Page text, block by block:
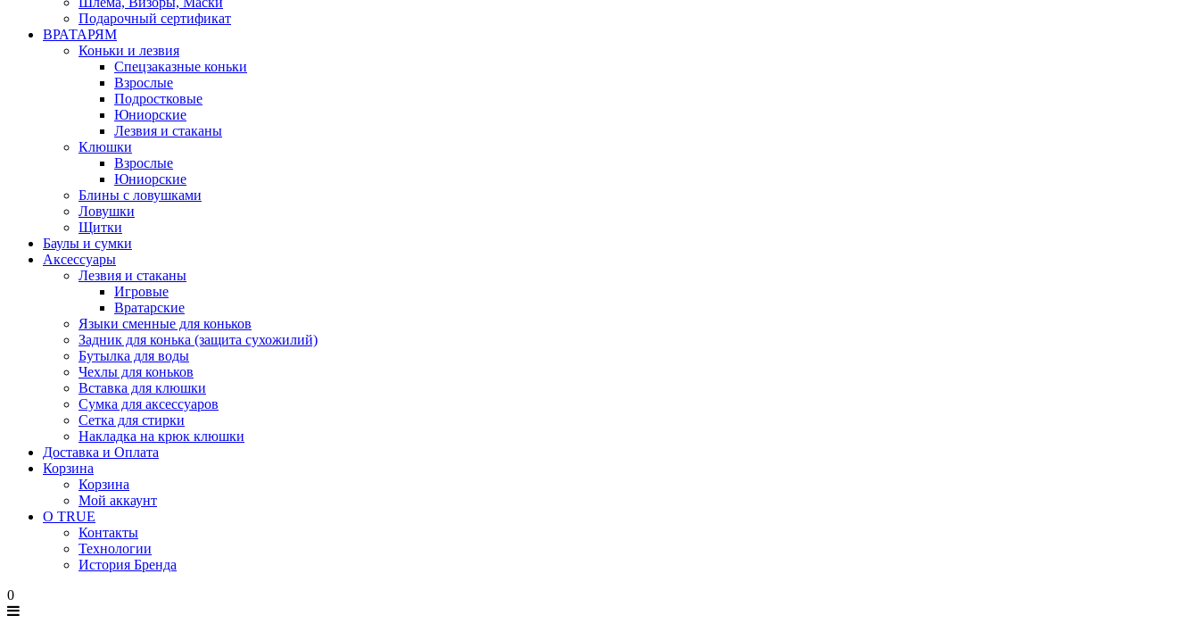
Подарочный сертификат
ВРАТАРЯМ
Коньки и лезвия
Спецзаказные коньки
Взрослые
Подростковые
Юниорские
Лезвия и стаканы
Клюшки
Взрослые
Юниорские
Блины с ловушками
Ловушки
Щитки
Баулы и сумки
Аксессуары
Лезвия и стаканы
Игровые
Вратарские
Языки сменные для коньков
Задник для конька (защита сухожилий)
Бутылка для воды
Чехлы для коньков
Вставка для клюшки
Сумка для аксессуаров
Сетка для стирки
Накладка на крюк клюшки
Доставка и Оплата
Корзина
Корзина
Мой аккаунт
О TRUE
Контакты
Технологии
История Бренда
0